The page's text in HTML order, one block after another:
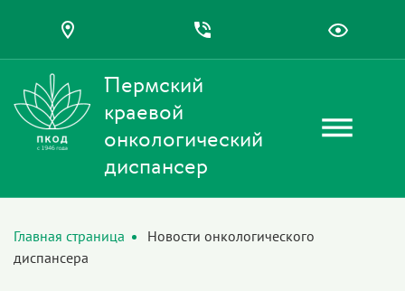
Пермский
краевой
онкологический
диспансер
Главная страница
Новости онкологического
диспансера